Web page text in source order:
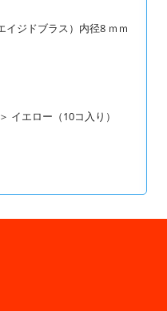
イジドブラス）内径8 ｍｍ
イエロー（10コ入り）